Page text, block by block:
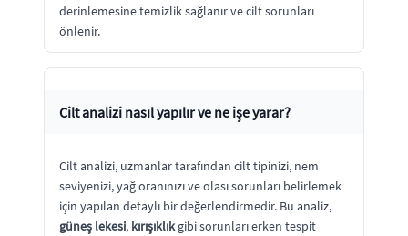
derinlemesine temizlik sağlanır ve cilt sorunları
önlenir.
Cilt analizi nasıl yapılır ve ne işe yarar?
Cilt analizi, uzmanlar tarafından cilt tipinizi, nem
seviyenizi, yağ oranınızı ve olası sorunları belirlemek
için yapılan detaylı bir değerlendirmedir. Bu analiz,
güneş lekesi, kırışıklıkgibi sorunları erken tespit